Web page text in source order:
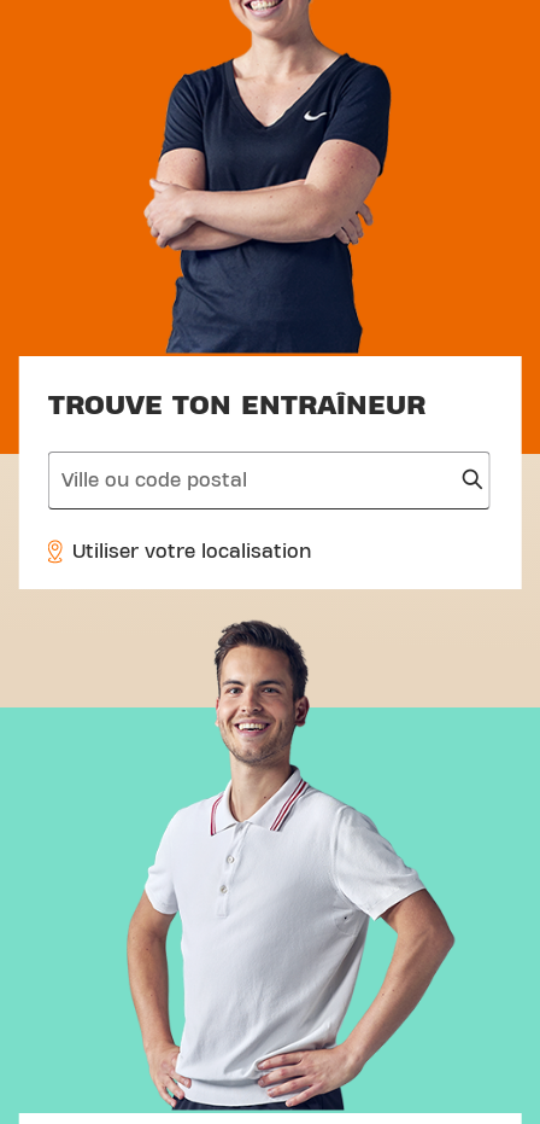
TROUVE TON ENTRAÎNEUR
search
Utiliser votre localisation